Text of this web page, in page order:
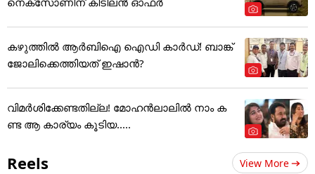
കഴുത്തില്‍ ആര്‍ബിഐ ഐഡി കാര്‍ഡ്! ബാങ്ക്
ജോലിക്കെത്തിയത് ഇഷാന്‍?
വിമർശിക്കേണ്ടതില്ല! മോഹൻലാലിൽ നാം ക
ണ്ട ആ കാര്യം കൂടിയ.....
Reels View More